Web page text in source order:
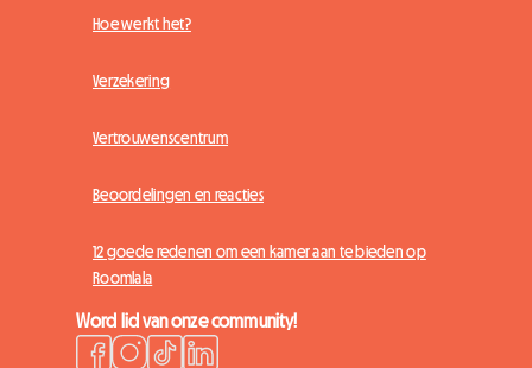
Hoe werkt het?
Verzekering
Vertrouwenscentrum
Beoordelingen en reacties
12 goede redenen om een kamer aan te bieden op
Roomlala
Word lid van onze community!